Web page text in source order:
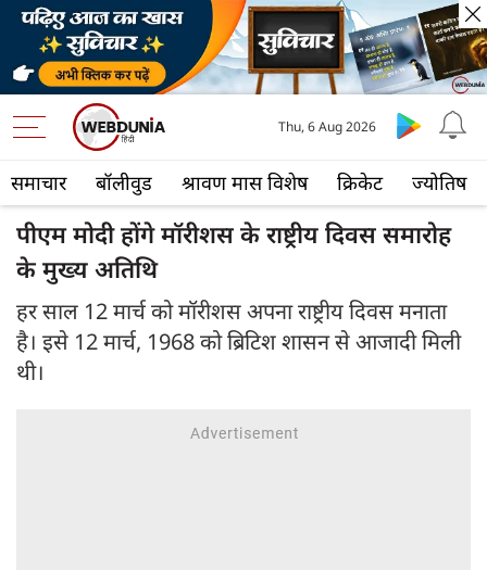
समाचार बॉलीवुड श्रावण मास विशेष क्रिकेट ज्योतिष
Thu, 6 Aug 2026
पीएम मोदी होंगे मॉरीशस के राष्ट्रीय दिवस समारोह
के मुख्य अतिथि
हर साल 12 मार्च को मॉरीशस अपना राष्ट्रीय दिवस मनाता
है। इसे 12 मार्च, 1968 को ब्रिटिश शासन से आजादी मिली
थी।